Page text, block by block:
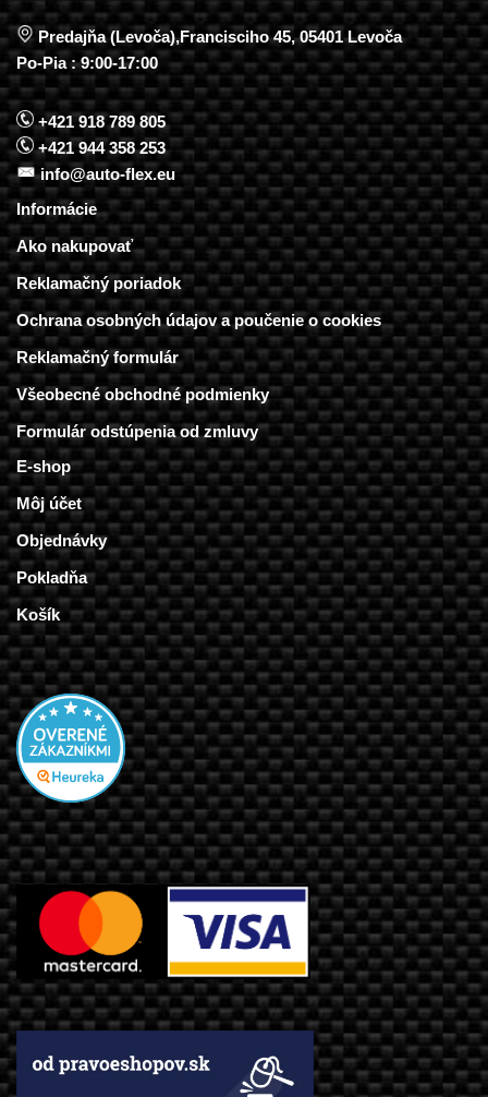
Predajňa (Levoča),Francisciho 45, 05401 Levoča
Po-Pia : 9:00-17:00
+421 918 789 805
+421 944 358 253
info@auto-flex.eu
Informácie
Ako nakupovať
Reklamačný poriadok
Ochrana osobných údajov a poučenie o cookies
Reklamačný formulár
Všeobecné obchodné podmienky
Formulár odstúpenia od zmluvy
E-shop
Môj účet
Objednávky
Pokladňa
Košík